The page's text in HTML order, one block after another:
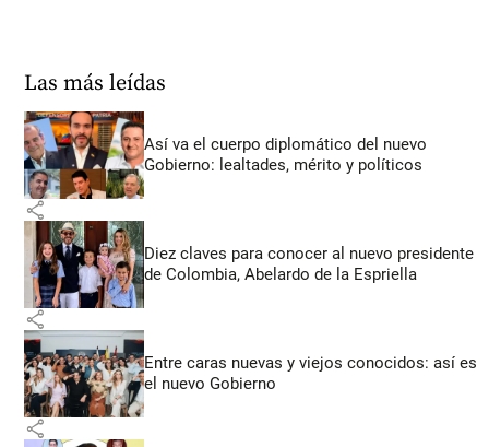
Las más leídas
Así va el cuerpo diplomático del nuevo
Gobierno: lealtades, mérito y políticos
share
Diez claves para conocer al nuevo presidente
de Colombia, Abelardo de la Espriella
share
Entre caras nuevas y viejos conocidos: así es
el nuevo Gobierno
share